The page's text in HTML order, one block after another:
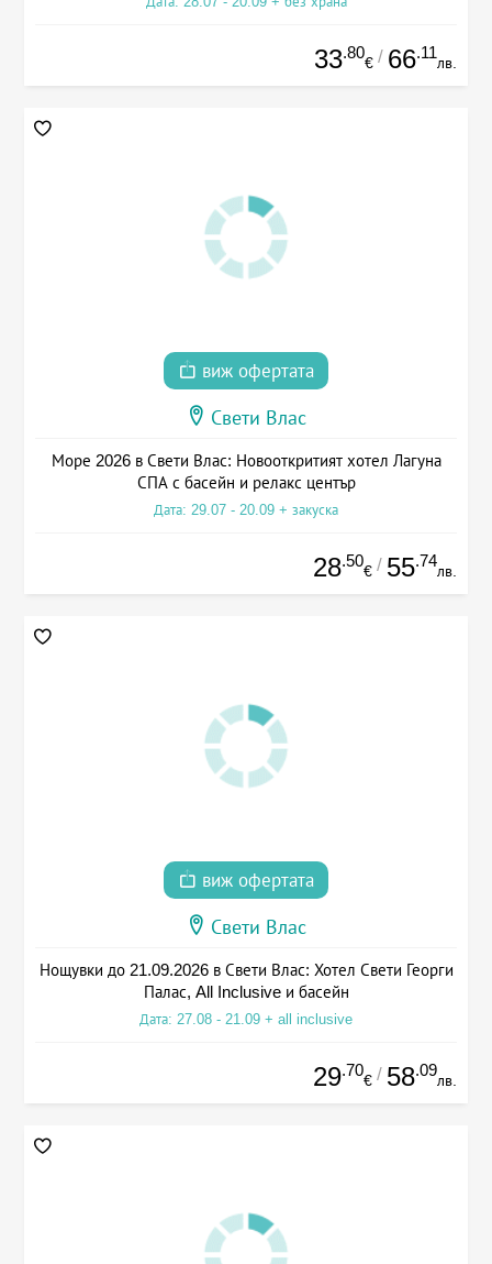
33.80
€ / 66.11
лв.
виж офертата
Свети Влас
Море 2026 в Свети Влас: Новооткритият хотел Лагуна
СПА с басейн и релакс център
Дата: 29.07 - 20.09 + закуска
28.50
€ / 55.74
лв.
виж офертата
Свети Влас
Нощувки до 21.09.2026 в Свети Влас: Хотел Свети Георги
Палас, All Inclusive и басейн
Дата: 27.08 - 21.09 + all inclusive
29.70
€ / 58.09
лв.